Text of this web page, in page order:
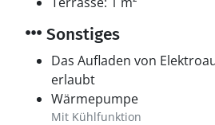
Sonstiges
Das Aufladen von
erlaubt
Wärmepumpe
Mit Kühlfunktion